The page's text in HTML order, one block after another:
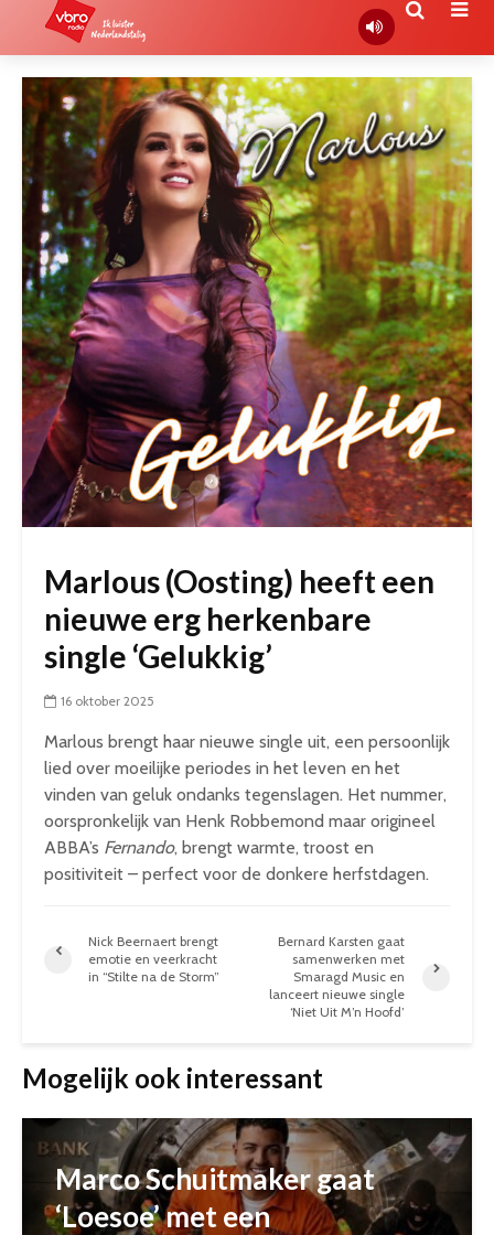
Marlous (Oosting) heeft een
nieuwe erg herkenbare
single ‘Gelukkig’
16 oktober 2025
Marlous brengt haar nieuwe single uit, een persoonlijk
lied over moeilijke periodes in het leven en het
vinden van geluk ondanks tegenslagen. Het nummer,
oorspronkelijk van Henk Robbemond maar origineel
ABBA’s Fernando, brengt warmte, troost en
positiviteit – perfect voor de donkere herfstdagen.
Nick Beernaert brengt
emotie en veerkracht
in “Stilte na de Storm”
Bernard Karsten gaat
samenwerken met
Smaragd Music en
lanceert nieuwe single
‘Niet Uit M’n Hoofd’
Mogelijk ook interessant
Marco Schuitmaker gaat
‘Loesoe’ met een